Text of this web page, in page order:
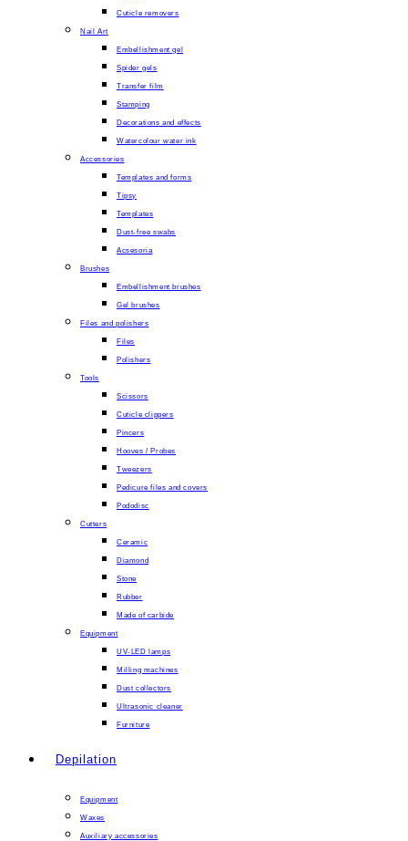
Cuticle removers
Nail Art
Embellishment gel
Spider gels
Transfer film
Stamping
Decorations and effects
Watercolour water ink
Accessories
Templates and forms
Tipsy
Templates
Dust-free swabs
Acsesoria
Brushes
Embellishment brushes
Gel brushes
Files and polishers
Files
Polishers
Tools
Scissors
Cuticle clippers
Pincers
Hooves / Probes
Tweezers
Pedicure files and covers
Pododisc
Cutters
Ceramic
Diamond
Stone
Rubber
Made of carbide
Equipment
UV-LED lamps
Milling machines
Dust collectors
Ultrasonic cleaner
Furniture
Depilation
Equipment
Waxes
Auxiliary accessories